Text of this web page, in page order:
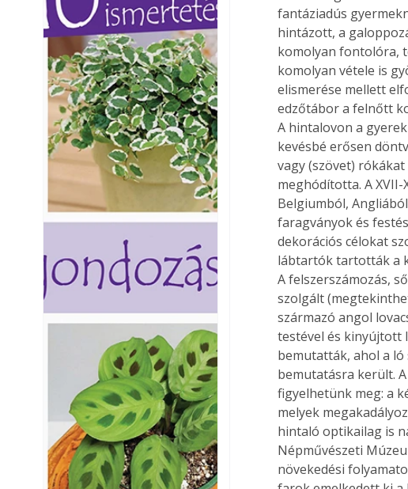
fantáziadús
hintázott, a
komolyan fontolóra,
komolyan vétele is
elismerése mellett
edzőtábor a felnőtt
A hintalovon a
kevésbé erősen
vagy (szövet)
meghódította. A
Belgiumból,
faragványok és
dekorációs célokat
lábtartók tartották a
A felszerszámozás,
szolgált
származó angol
testével és kinyújtott
bemutatták, ahol a ló
bemutatásra került.
figyelhetünk meg: a
melyek
hintaló optikailag is
Népművészeti
növekedési